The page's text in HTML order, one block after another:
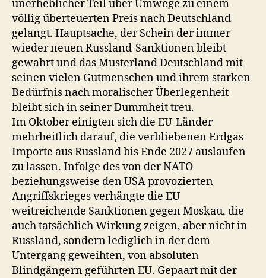
unerheblicher Teil über Umwege zu einem
völlig überteuerten Preis nach Deutschland
gelangt. Hauptsache, der Schein der immer
wieder neuen Russland-Sanktionen bleibt
gewahrt und das Musterland Deutschland mit
seinen vielen Gutmenschen und ihrem starken
Bedürfnis nach moralischer Überlegenheit
bleibt sich in seiner Dummheit treu.
Im Oktober einigten sich die EU-Länder
mehrheitlich darauf, die verbliebenen Erdgas-
Importe aus Russland bis Ende 2027 auslaufen
zu lassen. Infolge des von der NATO
beziehungsweise den USA provozierten
Angriffskrieges verhängte die EU
weitreichende Sanktionen gegen Moskau, die
auch tatsächlich Wirkung zeigen, aber nicht in
Russland, sondern lediglich in der dem
Untergang geweihten, von absoluten
Blindgängern geführten EU. Gepaart mit der